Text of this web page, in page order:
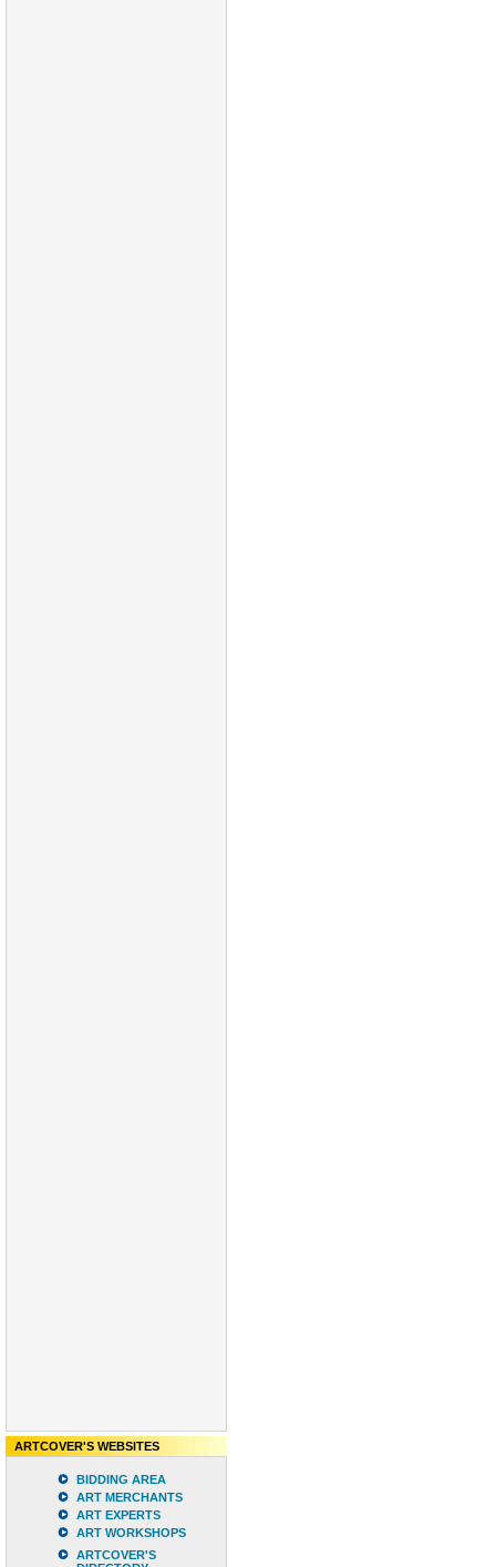
ARTCOVER'S WEBSITES
BIDDING AREA
ART MERCHANTS
ART EXPERTS
ART WORKSHOPS
ARTCOVER'S